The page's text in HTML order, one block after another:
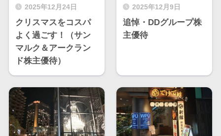
2025年12月24日
クリスマスをコスパ
よく過ごす！（サン
マルク＆アークラン
ド株主優待）
2025年12月9日
追悼・DDグループ株
主優待